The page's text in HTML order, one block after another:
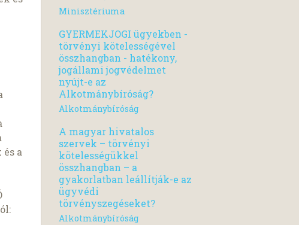
a
Minisztériuma
GYERMEKJOGI ügyekben -
törvényi kötelességével
összhangban - hatékony,
jogállami jogvédelmet
nyújt-e az
Alkotmánybíróság?
Alkotmánybíróság
A magyar hivatalos
szervek – törvényi
kötelességükkel
összhangban – a
gyakorlatban leállítják-e az
ügyvédi
törvényszegéseket?
Alkotmánybíróság